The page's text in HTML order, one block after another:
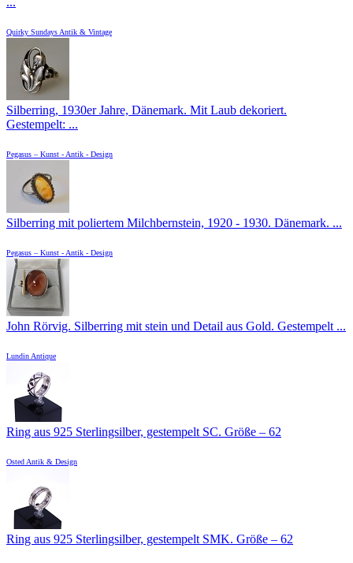
Quirky Sundays Antik & Vintage
Silberring, 1930er Jahre, Dänemark. Mit Laub dekoriert.
Gestempelt: ...
Pegasus – Kunst - Antik - Design
Silberring mit poliertem Milchbernstein, 1920 - 1930. Dänemark. ...
Pegasus – Kunst - Antik - Design
John Rörvig. Silberring mit stein und Detail aus Gold. Gestempelt ...
Lundin Antique
Ring aus 925 Sterlingsilber, gestempelt SC. Größe – 62
Osted Antik & Design
Ring aus 925 Sterlingsilber, gestempelt SMK. Größe – 62